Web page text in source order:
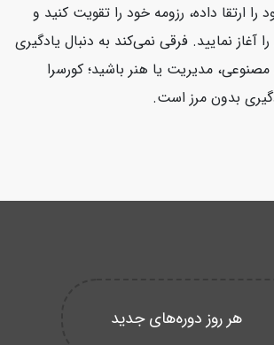
ارتقا داده، رزومه خود را تقویت کنید و
نمایید. فرقی نمی‌کند به دنبال یادگیری
مدیریت یا هنر باشید؛ کورسرا
بدون مرز است.
هر روز دوره‌های جدید